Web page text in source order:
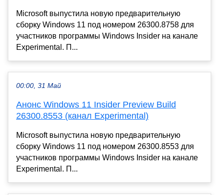
Microsoft выпустила новую предварительную
сборку Windows 11 под номером 26300.8758 для
участников программы Windows Insider на канале
Experimental. П...
00:00, 31 Май
Анонс Windows 11 Insider Preview Build
26300.8553 (канал Experimental)
Microsoft выпустила новую предварительную
сборку Windows 11 под номером 26300.8553 для
участников программы Windows Insider на канале
Experimental. П...